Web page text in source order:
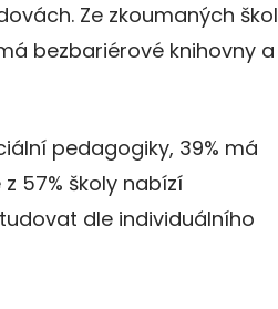
Ze zkoumaných škol
bezbariérové knihovny a
pedagogiky, 39% má
57% školy nabízí
dle individuálního